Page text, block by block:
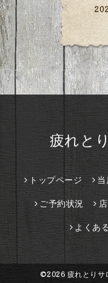
疲れと
トップページ 当
ご予約状況
よくあ
©2026疲れとりサ